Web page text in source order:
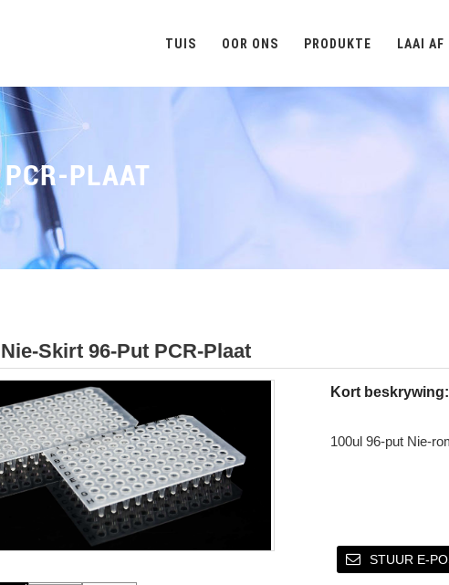
TUIS OOR ONS PRODUKTE LAAI AF
PLAAT
Skirt 96-Put PCR-Plaat
Kort beskrywing:
100ul 96-put Nie-
STUUR E-